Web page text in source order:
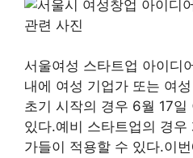
서울여성 스타트업 아이디
내에 여성 기업가 또는 여
초기 시작의 경우 6월 17
있다.예비 스타트업의 경
가들이 적용할 수 있다.이